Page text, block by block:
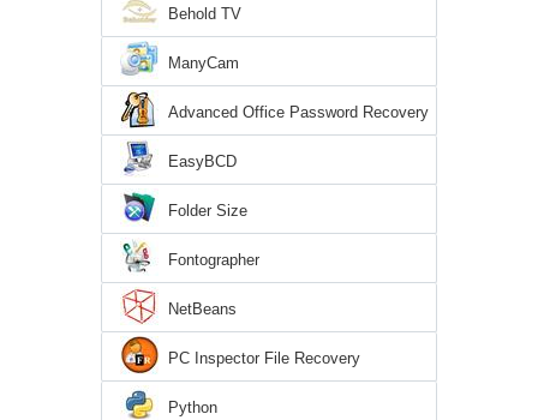
Behold TV
ManyCam
Advanced Office Password Recovery
EasyBCD
Folder Size
Fontographer
NetBeans
PC Inspector File Recovery
Python